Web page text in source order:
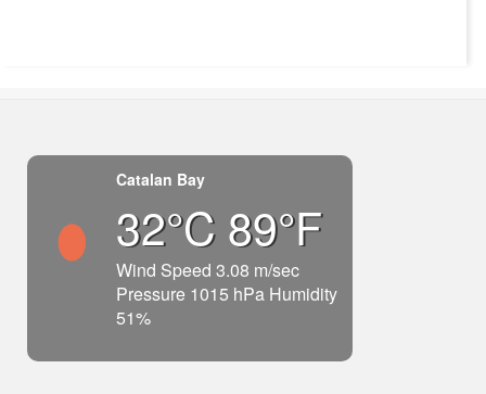
Catalan Bay
32°C 89°F
Wind Speed 3.08 m/sec
Pressure 1015 hPa Humidity
51%